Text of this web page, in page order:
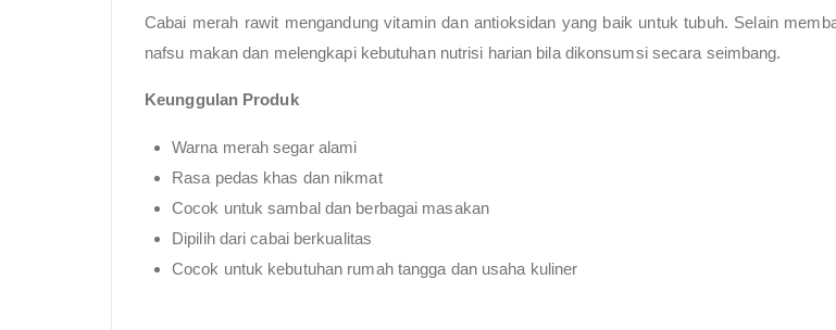
Cabai merah rawit mengandung vitamin dan antioksidan yang baik untuk tubuh. Selain
nafsu makan dan melengkapi kebutuhan nutrisi harian bila dikonsumsi secara seimbang.
Keunggulan Produk
Warna merah segar alami
Rasa pedas khas dan nikmat
Cocok untuk sambal dan berbagai masakan
Dipilih dari cabai berkualitas
Cocok untuk kebutuhan rumah tangga dan usaha kuliner